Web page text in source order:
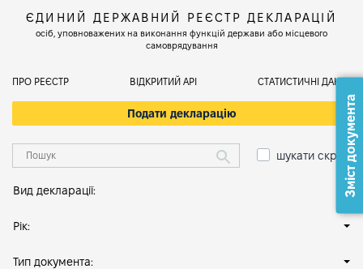
ЄДИНИЙ ДЕРЖАВНИЙ РЕЄСТР ДЕКЛАРАЦІЙ
осіб, уповноважених на виконання функцій держави або місцевого
самоврядування
ПРО РЕЄСТР ВІДКРИТИЙ АРІ СТАТИСТИЧНІ ДАНІ
Подати декларацію
шукати скрізь
Вид декларації:
Рік:
Тип документа:
Зміст документа